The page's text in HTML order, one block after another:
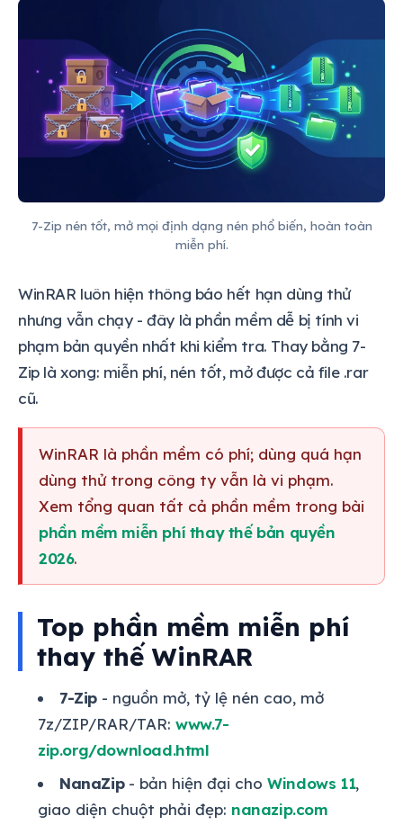
7-Zip nén tốt, mở mọi định dạng nén phổ biến, hoàn toàn
miễn phí.
WinRAR luôn hiện thông báo hết hạn dùng thử
nhưng vẫn chạy - đây là phần mềm dễ bị tính vi
phạm bản quyền nhất khi kiểm tra. Thay bằng 7-
Zip là xong: miễn phí, nén tốt, mở được cả file .rar
cũ.
WinRAR là phần mềm có phí; dùng quá hạn
dùng thử trong công ty vẫn là vi phạm.
Xem tổng quan tất cả phần mềm trong bài
phần mềm miễn phí thay thế bản quyền
2026.
Top phần mềm miễn phí
thay thế WinRAR
7-Zip - nguồn mở, tỷ lệ nén cao, mở
7z/ZIP/RAR/TAR: www.7-
zip.org/download.html
NanaZip- bản hiện đại choWindows 11,
giao diện chuột phải đẹp: nanazip.com